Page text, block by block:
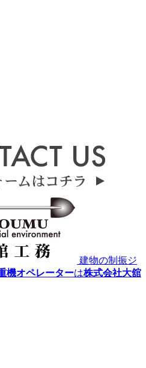
建物の制振ジ
機オペレーターは株式会社大舘